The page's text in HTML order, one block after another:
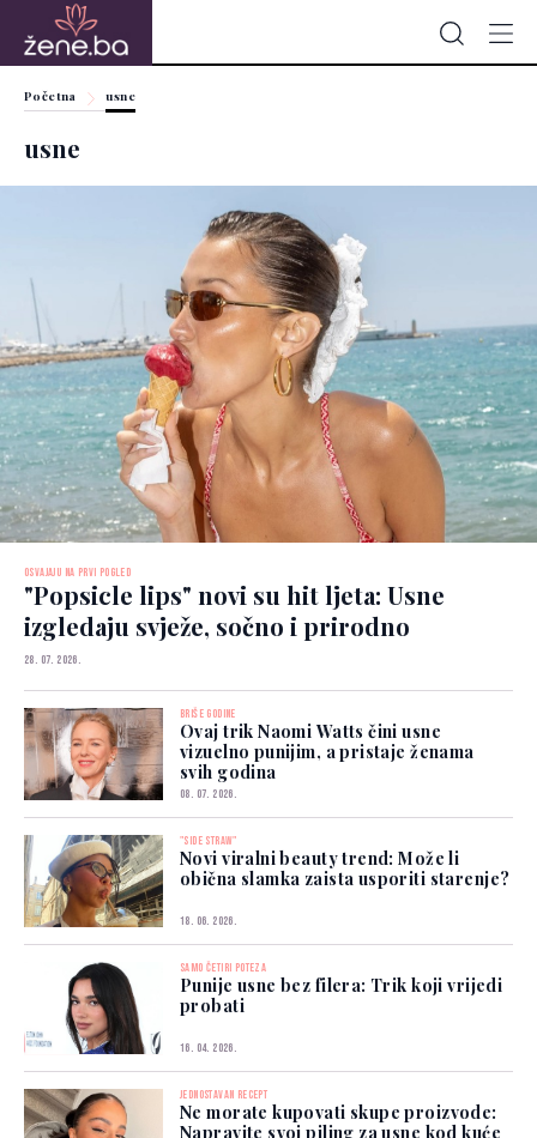
Početna usne
usne
OSVAJAJU NA PRVI POGLED
"Popsicle lips" novi su hit ljeta: Usne
izgledaju svježe, sočno i prirodno
28. 07. 2026.
BRIŠE GODINE
Ovaj trik Naomi Watts čini usne
vizuelno punijim, a pristaje ženama
svih godina
08. 07. 2026.
"SIDE STRAW"
Novi viralni beauty trend: Može li
obična slamka zaista usporiti starenje?
18. 06. 2026.
SAMO ČETIRI POTEZA
Punije usne bez filera: Trik koji vrijedi
probati
16. 04. 2026.
JEDNOSTAVAN RECEPT
Ne morate kupovati skupe proizvode:
Napravite svoj piling za usne kod kuće